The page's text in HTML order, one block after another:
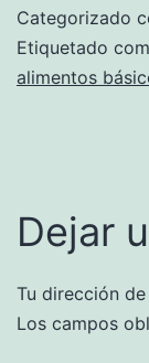
Categorizado
Etiquetado
alimentos
Dejar
Tu dirección
Los campos